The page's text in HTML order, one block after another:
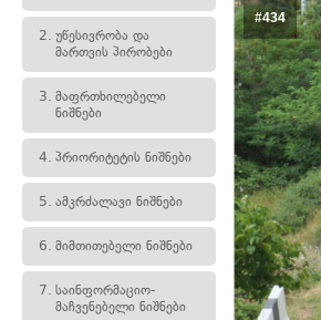
2. უწესივრობა და
მართვის პირობები
3. მაფრთხილებელი
ნიშნები
4. პრიორიტეტის ნიშნები
5. ამკრძალავი ნიშნები
6. მიმთითებელი ნიშნები
7. საინფორმაციო-
მაჩვენებელი ნიშნები
#434